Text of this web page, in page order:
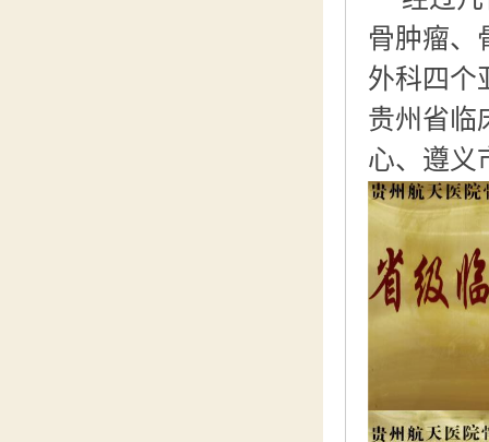
骨肿瘤、
外科四个
贵州省临
心、遵义